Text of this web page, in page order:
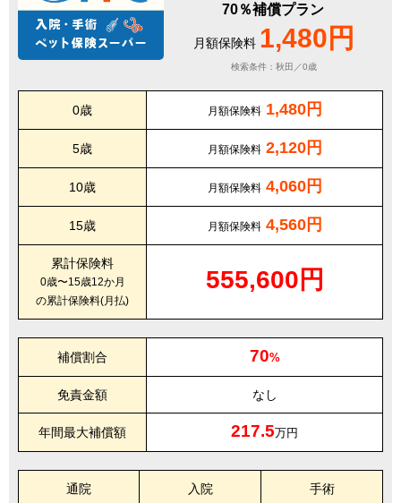
70％補償プラン
月額保険料 1,480円
検索条件：秋田／0歳
0歳 月額保険料 1,480円
5歳 月額保険料 2,120円
10歳 月額保険料 4,060円
15歳 月額保険料 4,560円
累計保険料
0歳〜15歳12か月
の累計保険料(月払)
555,600円
補償割合 70%
免責金額 なし
年間最大補償額 217.5万円
通院 入院 手術